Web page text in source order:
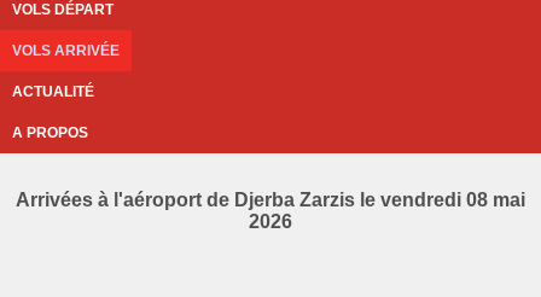
VOLS DÉPART
VOLS ARRIVÉE
ACTUALITÉ
A PROPOS
Arrivées à l'aéroport de Djerba Zarzis le vendredi 08 mai
2026